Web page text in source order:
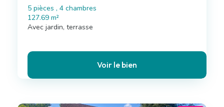
5 pièces , 4 chambres
127.69 m²
Avec jardin, terrasse
Voir le bien